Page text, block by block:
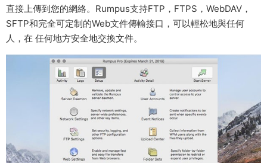
直接上傳到您的網絡。Rumpus支持FTP，FTPS，WebDAV，
SFTP和完全可定制的Web文件傳輸接口，可以輕松地與任何
人，在 任何地方安全地交換文件。